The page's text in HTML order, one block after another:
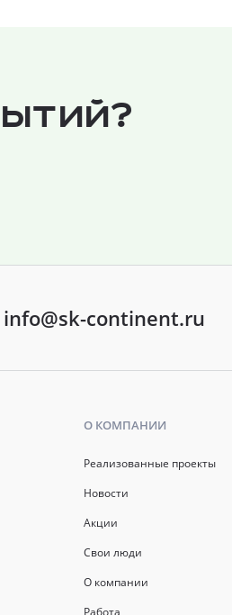
info@sk-continent.ru
О КОМПАНИИ
Реализованные проекты
Новости
Акции
Свои люди
О компании
Работа